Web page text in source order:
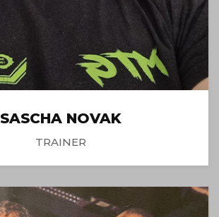
SASCHA NOVAK
TRAINER